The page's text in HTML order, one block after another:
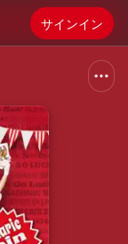
サインイン